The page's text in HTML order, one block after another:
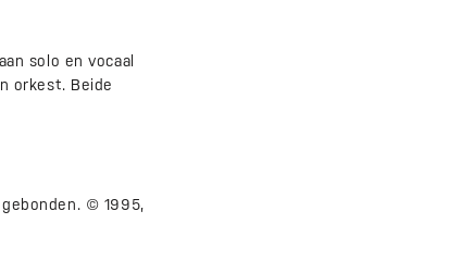
solo en vocaal
orkest. Beide
© 1995,